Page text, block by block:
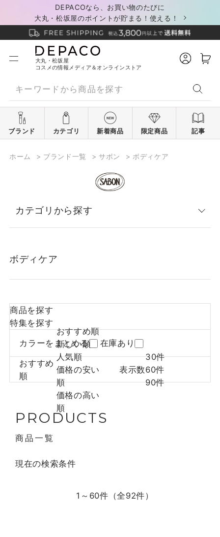
DEPACOなら、お買い物のたびに
大丸・松坂屋のポイントが貯まる！使える！
大丸・松坂屋
コスメの情報メディア＆オンラインストア
ブランド カテゴリ 新着商品 限定商品 記事
ホーム > ブランド一覧 >サボン > ボディケア
カテゴリから探す
ボディケア
商品を探す
特集を探す
カラーをまとめる 在庫あり
おすすめ
順
おすすめ順
新しい順
人気順
価格の安い
順
価格の高い
順
表示数
30件
60件
90件
PRODUCTS
商品一覧
現在の検索条件
1～60件（全92件）